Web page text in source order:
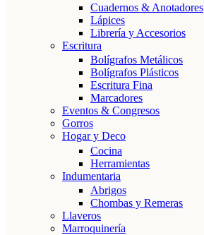
Cuadernos & Anotadores
Lápices
Librería y Accesorios
Escritura
Bolígrafos Metálicos
Bolígrafos Plásticos
Escritura Fina
Marcadores
Eventos & Congresos
Gorros
Hogar y Deco
Cocina
Herramientas
Indumentaria
Abrigos
Chombas y Remeras
Llaveros
Marroquinería